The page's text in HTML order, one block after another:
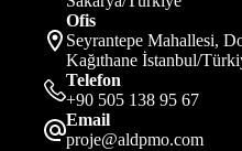
Ofis
Seyrantepe Mahallesi,
Kağıthane İstanbul/
Telefon
+90 505 138 95 67
Email
proje@aldpmo.com